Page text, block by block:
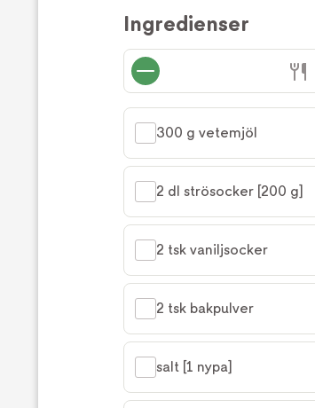
Ingredienser
300 g vetemjöl
2 dl strösocker [200 g]
2 tsk vaniljsocker
2 tsk bakpulver
salt [1 nypa]